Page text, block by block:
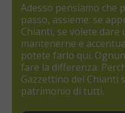
Adesso pensiamo che
passo, assieme: se
Chianti, se volete
mantenerne e
potete farlo qui.
fare la differenza.
Gazzettino del Chianti
patrimonio di tutti.